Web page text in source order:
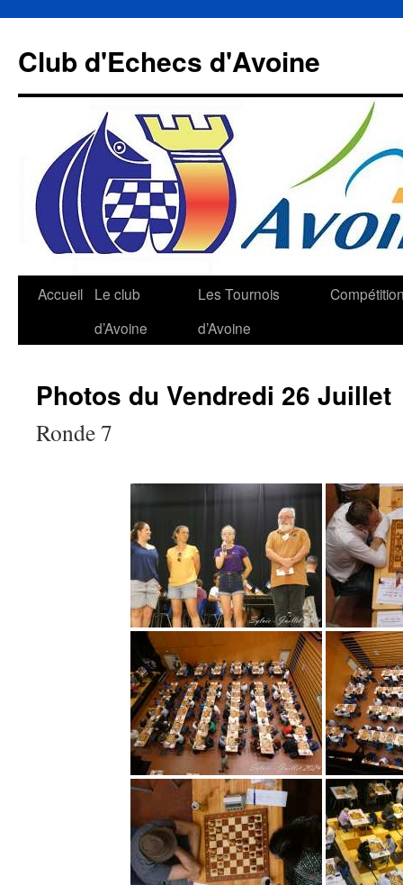
contenu
Club d'Echecs d'Avoine
Accueil
Le club
d’Avoine
Les Tournois
d’Avoine
Photos du Vendredi 26 Juillet
Ronde 7